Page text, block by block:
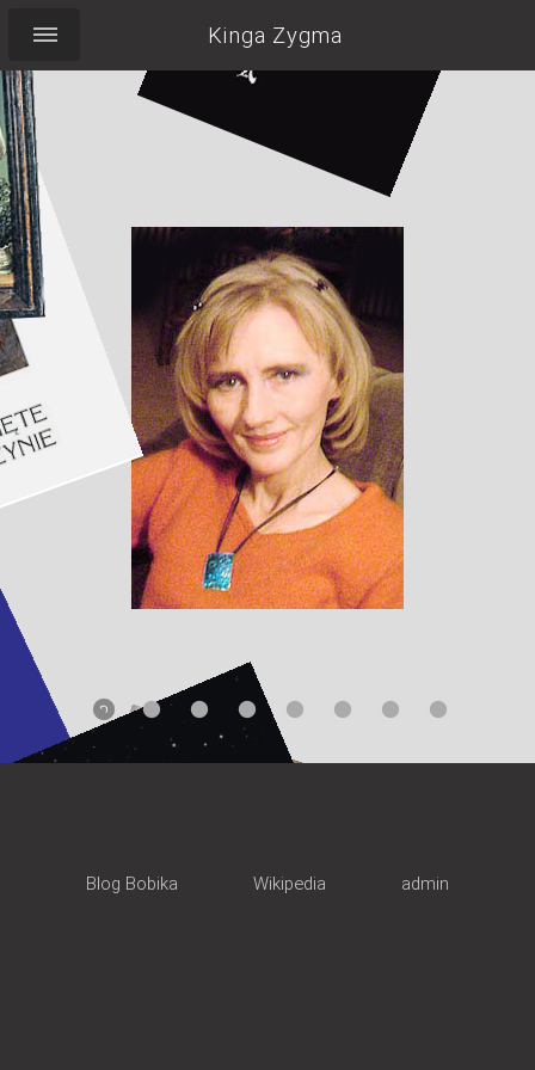
Kinga Zygma
Pocieszyć Labradorkę,
wypić herbatę,
pilnować torebki,
nie zapomnieć o
uśmiechu...
Blog Bobika Wikipedia admin